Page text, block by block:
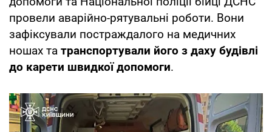
провели аварійно-рятувальні роботи. Вони
зафіксували постраждалого на медичних
ношах та транспортували його з даху будівлі
до карети швидкої допомоги.